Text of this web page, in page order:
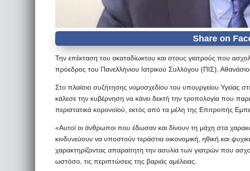
Την επέκταση του ακαταδίωκτου και στους γιατρούς που
πρόεδρος του Πανελλήνιου Ιατρικού Συλλόγου (ΠΙΣ),
Στο πλαίσιο συζήτησης νομοσχεδίου του υπουργείου Υγείας
κάλεσε την κυβέρνηση να κάνει δεκτή την τροπολογία που
περιστατικά κορονοϊού, εκτός από τα μέλη της Eπιτροπής
«Αυτοί οι άνθρωποι που έδωσαν και δίνουν τη μάχη στα
κινδυνεύουν να υποστούν τεράστια οικονομική, ηθική και
χαρακτηρίζοντας απαραίτητη την ασυλία των γιατρών που
ωστόσο, τις περιπτώσεις της βαριάς αμέλειας.